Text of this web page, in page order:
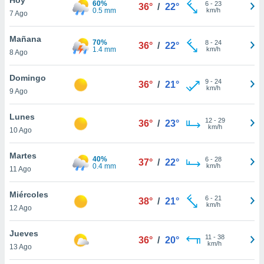
y
en
más
de
7 Ago
60%
0.5 mm
36° / 22° 6- 23
km/h
Mañana
8 Ago
70%
1.4 mm
36° / 22° 8- 24
km/h
Domingo
9 Ago
36° / 21° 9- 24
km/h
Lunes
10 Ago
36° / 23° 12- 29
km/h
Martes
11 Ago
40%
0.4 mm
37° / 22° 6- 28
km/h
Miércoles
12 Ago
38° / 21° 6- 21
km/h
Jueves
13 Ago
36° / 20° 11 - 38
km/h